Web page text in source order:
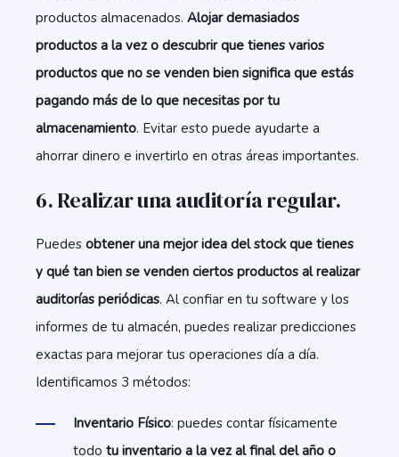
productos almacenados. Alojar demasiados
productos a la vez o descubrir que tienes varios
productos que no se venden bien significa que estás
pagando más de lo que necesitas por tu
almacenamiento. Evitar esto puede ayudarte a
ahorrar dinero e invertirlo en otras áreas importantes.
6. Realizar una auditoría regular.
Puedes obtener una mejor idea del stock que tienes
y qué tan bien se venden ciertos productos al realizar
auditorías periódicas. Al confiar en tu software y los
informes de tu almacén, puedes realizar predicciones
exactas para mejorar tus operaciones día a día.
Identificamos 3 métodos:
Inventario Físico: puedes contar físicamente
todo tu inventario a la vez al final del año o